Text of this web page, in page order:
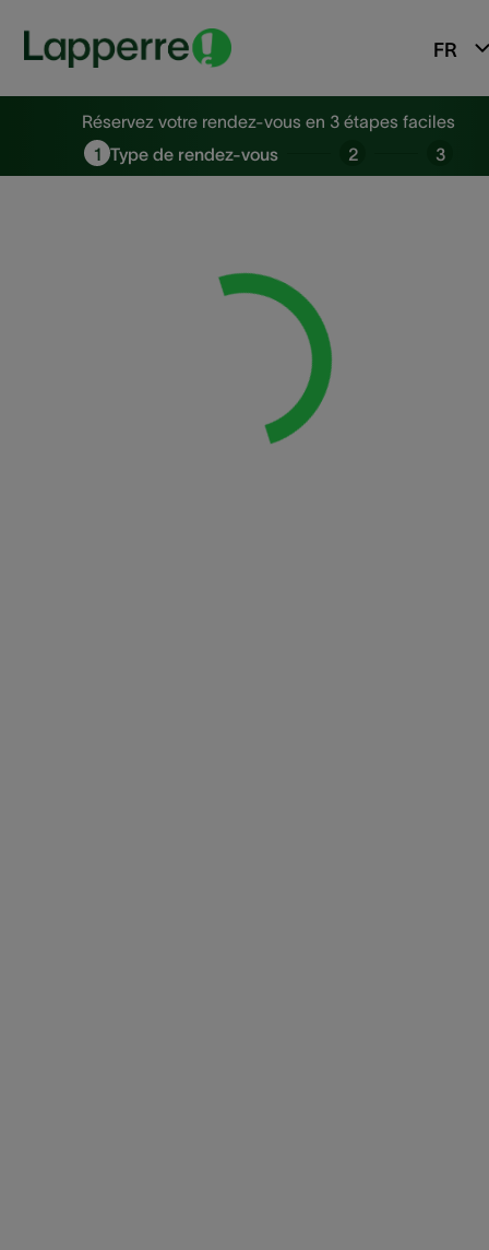
FR
Réservez votre rendez-vous
Réservez votre rendez-vous en 3 étapes faciles
1 Type de rendez-vous 2 3
Loading...